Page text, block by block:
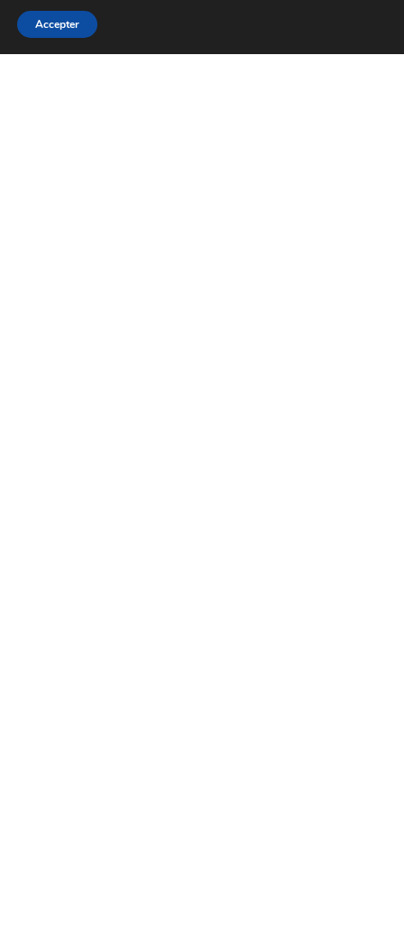
Accepter